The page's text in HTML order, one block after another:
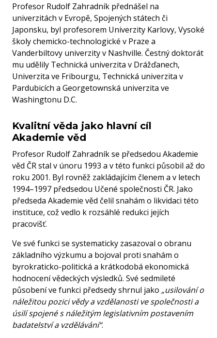
Profesor Rudolf Zahradník přednášel na
univerzitách v Evropě, Spojených státech či
Japonsku, byl profesorem Univerzity Karlovy, Vysoké
školy chemicko-technologické v Praze a
Vanderbiltovy univerzity v Nashville. Čestný doktorát
mu udělily Technická univerzita v Drážďanech,
Univerzita ve Fribourgu, Technická univerzita v
Pardubicích a Georgetownská univerzita ve
Washingtonu D.C.
Kvalitní věda jako hlavní cíl
Akademie věd
Profesor Rudolf Zahradník se předsedou Akademie
věd ČR stal v únoru 1993 a v této funkci působil až do
roku 2001. Byl rovněž zakládajícím členem a v letech
1994–1997 předsedou Učené společnosti ČR. Jako
předseda Akademie věd čelil snahám o likvidaci této
instituce, což vedlo k rozsáhlé redukci jejích
pracovišť.
Ve své funkci se systematicky zasazoval o obranu
základního výzkumu a bojoval proti snahám o
byrokraticko-politická a krátkodobá ekonomická
hodnocení vědeckých výsledků. Své sedmileté
působení ve funkci předsedy shrnul jako „usilování o
náležitou pozici vědy a vzdělanosti ve společnosti a
úsilí spojené s náležitým legislativním postavením
badatelství a vzdělávání“.